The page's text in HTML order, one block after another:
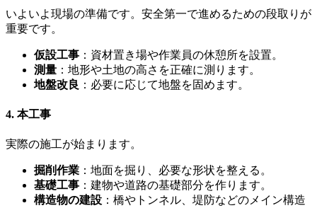
いよいよ現場の準備です。安全第一で進めるための段取りが
重要です。
仮設工事 ：資材置き場や作業員の休憩所を設置。
測量 ：地形や土地の高さを正確に測ります。
地盤改良 ：必要に応じて地盤を固めます。
4. 本工事
実際の施工が始まります。
掘削作業 ：地面を掘り、必要な形状を整える。
基礎工事 ：建物や道路の基礎部分を作ります。
構造物の建設 ：橋やトンネル、堤防などのメイン構造